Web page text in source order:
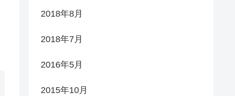
2018年8月
2018年7月
2016年5月
2015年10月